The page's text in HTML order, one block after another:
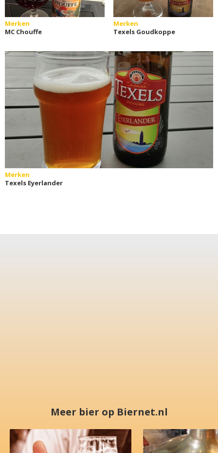
Merken
MC Chouffe
Merken
Texels Goudkoppe
Merken
Texels Eyerlander
Meer bier op Biernet.nl